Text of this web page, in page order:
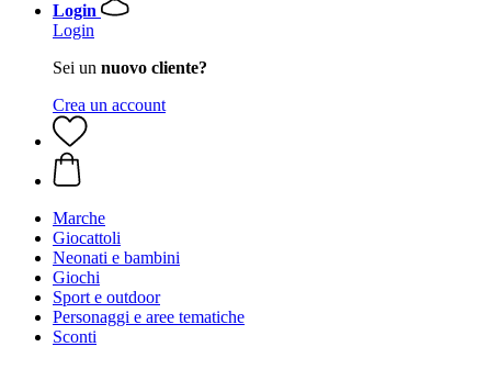
Login
Login
Sei un nuovo cliente?
Crea un account
Marche
Giocattoli
Neonati e bambini
Giochi
Sport e outdoor
Personaggi e aree tematiche
Sconti